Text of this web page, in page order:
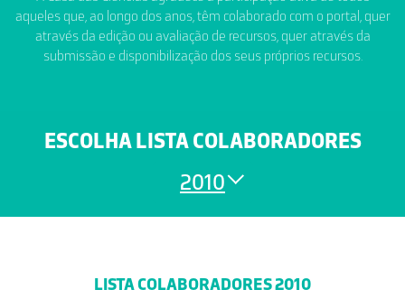
aqueles que, ao longo dos anos, têm colaborado com o portal, quer
através da edição ou avaliação de recursos, quer através da
submissão e disponibilização dos seus próprios recursos.
ESCOLHA LISTA COLABORADORES
2010
LISTA COLABORADORES 2010